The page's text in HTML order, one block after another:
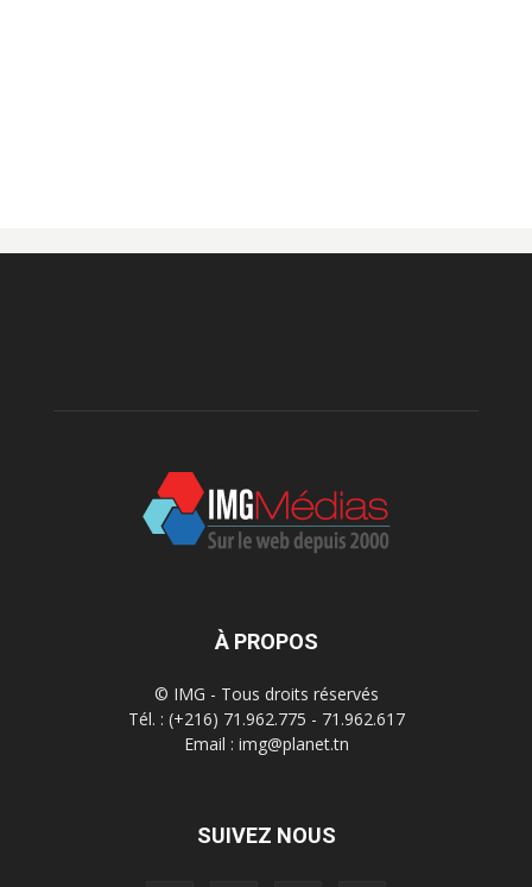
À PROPOS
© IMG - Tous droits réservés
Tél. : (+216) 71.962.775 - 71.962.617
Email : img@planet.tn
SUIVEZ NOUS